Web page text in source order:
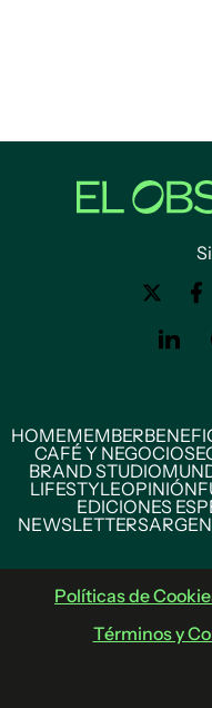
HOMEMEMBER
CAFÉ Y NEGOCIOS
BRAND STUDIO
LIFESTYLEOPINIÓN
EDICIONES
NEWSLETTERS
Políticas de
Términos y